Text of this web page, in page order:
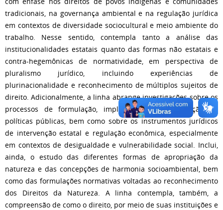
tradicionais, na governança ambiental e na regulação jurídica
em contextos de diversidade sociocultural e meio ambiente do
trabalho. Nesse sentido, contempla tanto a análise das
institucionalidades estatais quanto das formas não estatais e
contra-hegemônicas de normatividade, em perspectiva de
pluralismo jurídico, incluindo experiências de
plurinacionalidade e reconhecimento de múltiplos sujeitos de
direito. Adicionalmente, a linha abrange investigações sobre os
processos de formulação, implementação e regulação de
políticas públicas, bem como sobre os instrumentos jurídicos
de intervenção estatal e regulação econômica, especialmente
em contextos de desigualdade e vulnerabilidade social. Inclui,
ainda, o estudo das diferentes formas de apropriação da
natureza e das concepções de harmonia socioambiental, bem
como das formulações normativas voltadas ao reconhecimento
dos Direitos da Natureza. A linha contempla, também, a
compreensão de como o direito, por meio de suas instituições e